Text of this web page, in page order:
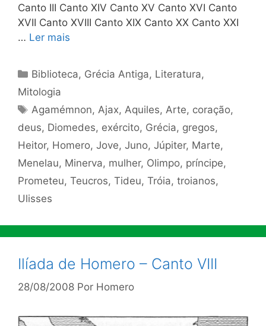
Canto III Canto XIV Canto XV Canto XVI Canto
XVII Canto XVIII Canto XIX Canto XX Canto XXI
… Ler mais
Categorias
Biblioteca, Grécia Antiga, Literatura,
Mitologia
Tags
Agamémnon,Ajax,Aquiles,Arte, coração,
deus, Diomedes, exército, Grécia, gregos,
Heitor, Homero, Jove, Juno, Júpiter, Marte,
Menelau, Minerva, mulher, Olimpo, príncipe,
Prometeu, Teucros, Tideu, Tróia, troianos,
Ulisses
Ilíada de Homero – Canto VIII
28/08/2008 Por Homero